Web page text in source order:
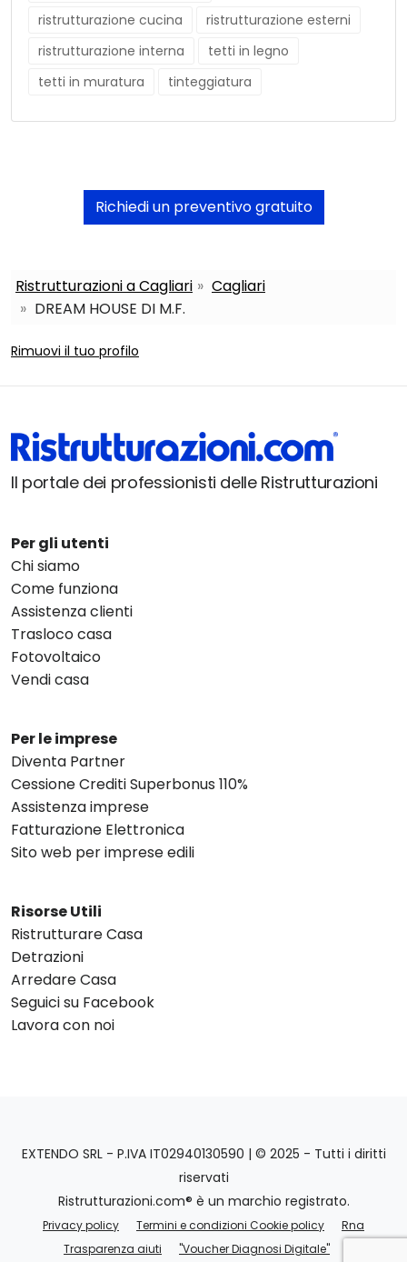
ristrutturazione cucina
ristrutturazione esterni
ristrutturazione interna
tetti in legno
tetti in muratura
tinteggiatura
Richiedi un preventivo gratuito
Ristrutturazioni a Cagliari
Cagliari
DREAM HOUSE DI M.F.
Rimuovi il tuo profilo
Il portale dei professionisti delle Ristrutturazioni
Per gli utenti
Chi siamo
Come funziona
Assistenza clienti
Trasloco casa
Fotovoltaico
Vendi casa
Per le imprese
Diventa Partner
Cessione Crediti Superbonus 110%
Assistenza imprese
Fatturazione Elettronica
Sito web per imprese edili
Risorse Utili
Ristrutturare Casa
Detrazioni
Arredare Casa
Seguici su Facebook
Lavora con noi
EXTENDO SRL - P.IVA IT02940130590 | © 2025 - Tutti i diritti
riservati
Ristrutturazioni.com® è un marchio registrato.
Privacy policy Termini e condizioni Cookie policy
Rna
Trasparenza aiuti
"Voucher Diagnosi Digitale"